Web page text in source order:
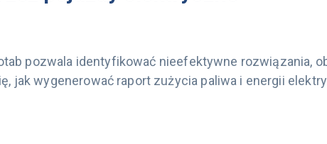
pozwala identyfikować nieefektywne rozwiązania,
jak wygenerować raport zużycia paliwa i energii